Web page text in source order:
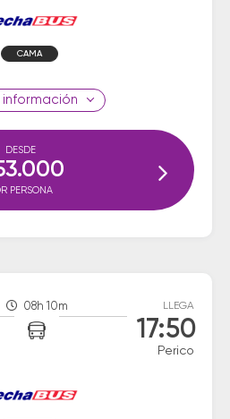
CAMA
información
DESDE
PERSONA
08h 10m LLEGA
17:50
Perico